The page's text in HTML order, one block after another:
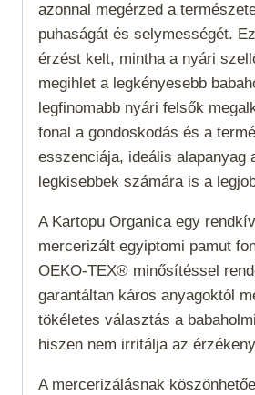
azonnal megérzed a
puhaságát és selymességét.
érzést kelt, mintha a nyári
megihlet a legkényesebb
legfinomabb nyári felsők
fonal a gondoskodás és a
esszenciája, ideális alapanyag
legkisebbek számára is a
A Kartopu Organica egy
mercerizált egyiptomi pamut
OEKO-TEX® minősítéssel
garantáltan káros anyagoktól
tökéletes választás a
hiszen nem irritálja az
A mercerizálásnak